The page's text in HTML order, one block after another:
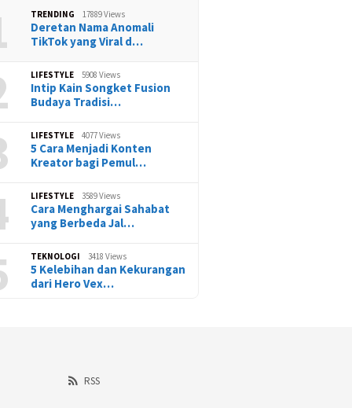
TRENDING 17889 Views
Deretan Nama Anomali
TikTok yang Viral d…
LIFESTYLE 5908 Views
Intip Kain Songket Fusion
Budaya Tradisi…
LIFESTYLE 4077 Views
5 Cara Menjadi Konten
Kreator bagi Pemul…
LIFESTYLE 3589 Views
Cara Menghargai Sahabat
yang Berbeda Jal…
TEKNOLOGI 3418 Views
5 Kelebihan dan Kekurangan
dari Hero Vex…
RSS